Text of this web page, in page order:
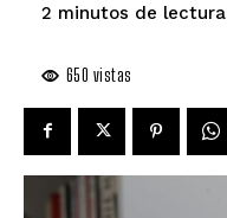
2 minutos de lectura
650 vistas